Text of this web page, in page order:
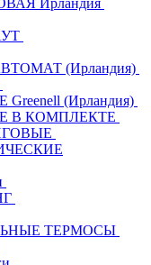
(Ирландия)
(Ирландия)
В КОМПЛЕКТЕ
ТЕРМОСЫ